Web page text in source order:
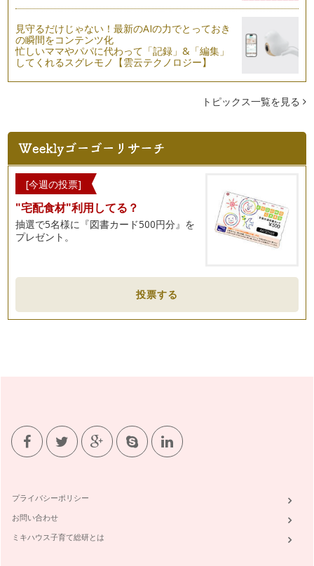
見守るだけじゃない！最新のAIの力でとっておき
の瞬間をコンテンツ化
忙しいママやパパに代わって「記録」&「編集」
してくれるスグレモノ【雲云テクノロジー】
トピックス一覧を見る
[今週の投票]
"宅配食材"利用してる？
抽選で5名様に『図書カード500円分』を
プレゼント。
投票する
プライバシーポリシー
お問い合わせ
ミキハウス子育て総研とは